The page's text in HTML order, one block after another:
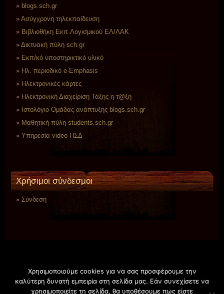
blogs.sch.gr
Ασύγχρονη τηλεκπαίδευση
Βιβλιοθήκη Εκπ.Λογισμικού ΕΛ/ΛΑΚ
Δικτυακή πύλη sch.gr
Εκπ/κό υποστηρικτικό υλικό
Ηλ. περιοδικό e-Emphasis
Ηλεκτρονικές κάρτες
Ηλεκτρονική Διαχείριση Τάξης η-τ@ξη
Ιστολόγιο Ομάδας ανάπτυξης blogs.sch.gr
Μαθητική πύλη students.sch.gr
Υπηρεσία video ΠΣΔ
Χρήσιμοι σύνδεσμοι
Σύνδεση
Χρησιμοποιούμε cookies για να σας προσφέρουμε την
καλύτερη δυνατή εμπειρία στη σελίδα μας. Εάν συνεχίσετε να
χρησιμοποιείτε τη σελίδα, θα υποθέσουμε πως είστε